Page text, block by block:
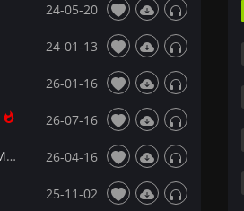
24-05-20
24-01-13
26-01-16
26-07-16
【172Mix独家】Ela Rose&David Deejay - I Can Feel(假面曲神 Dance Mix) 26-04-16
25-11-02